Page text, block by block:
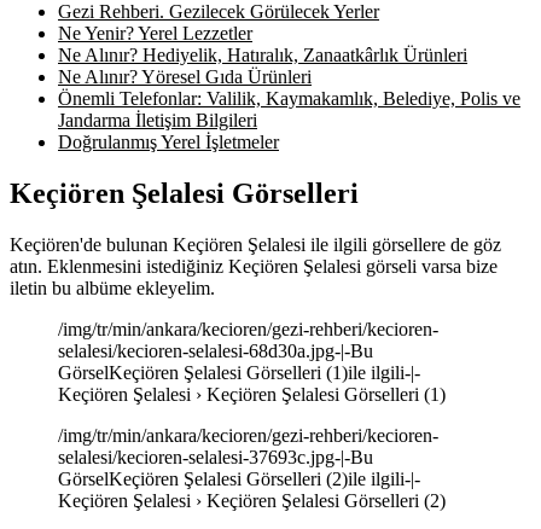
Gezi Rehberi. Gezilecek Görülecek Yerler
Ne Yenir? Yerel Lezzetler
Ne Alınır? Hediyelik, Hatıralık, Zanaatkârlık Ürünleri
Ne Alınır? Yöresel Gıda Ürünleri
Önemli Telefonlar: Valilik, Kaymakamlık, Belediye, Polis ve
Jandarma İletişim Bilgileri
Doğrulanmış Yerel İşletmeler
Keçiören Şelalesi Görselleri
Keçiören'de bulunan Keçiören Şelalesi ile ilgili görsellere de göz
atın. Eklenmesini istediğiniz Keçiören Şelalesi görseli varsa bize
iletin bu albüme ekleyelim.
/img/tr/min/ankara/kecioren/gezi-rehberi/kecioren-
selalesi/kecioren-selalesi-68d30a.jpg-|-Bu
GörselKeçiören Şelalesi Görselleri (1)ile ilgili-|-
Keçiören Şelalesi › Keçiören Şelalesi Görselleri (1)
/img/tr/min/ankara/kecioren/gezi-rehberi/kecioren-
selalesi/kecioren-selalesi-37693c.jpg-|-Bu
GörselKeçiören Şelalesi Görselleri (2)ile ilgili-|-
Keçiören Şelalesi › Keçiören Şelalesi Görselleri (2)